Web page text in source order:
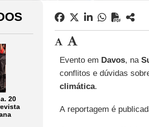
20
Evento em Davos, na
conflitos e dúvidas
climática.
A reportagem é